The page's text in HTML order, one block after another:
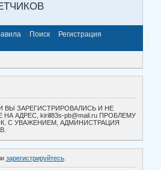
Поиск
Регистрация
ВЫ ЗАРЕГИСТРИРОВАЛИСЬ И НЕ
АДРЕС, kirill83s-pb@mail.ru ПРОБЛЕМУ
С УВАЖЕНИЕМ, АДМИНИСТРАЦИЯ
зарегистрируйтесь.